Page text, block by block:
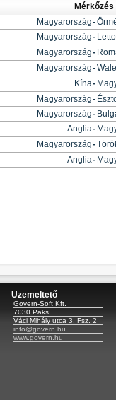
Mérkőzés
Magyarország-
Magyarország-
Magyarország-
Magyarország-
Kína-
Magyarország-
Magyarország-
Anglia-
Magyarország-
Anglia-
Üzemeltető
Govern-Soft Kft.
7030 Paks
Váci Mihály utca 3. Fsz. 2
info@govern.hu
www.govern.hu